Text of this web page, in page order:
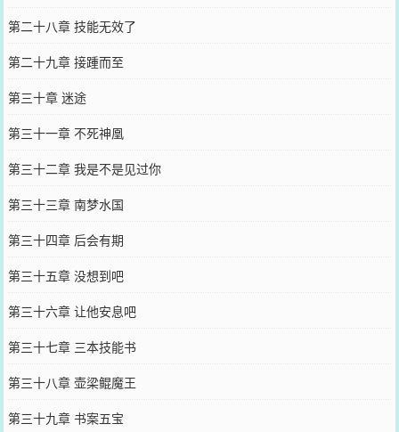
第二十八章 技能无效了
第二十九章 接踵而至
第三十章 迷途
第三十一章 不死神凰
第三十二章 我是不是见过你
第三十三章 南梦水国
第三十四章 后会有期
第三十五章 没想到吧
第三十六章 让他安息吧
第三十七章 三本技能书
第三十八章 壶梁鲲魔王
第三十九章 书案五宝